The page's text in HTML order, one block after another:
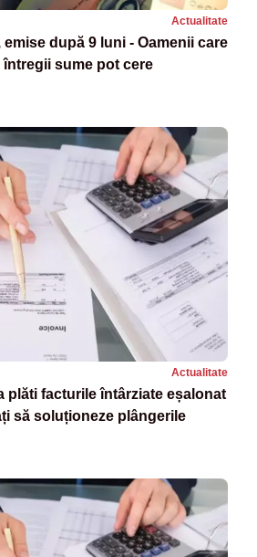
Actualitate
emise după 9 luni - Oamenii care
sume pot cere
Actualitate
plăti facturile întârziate eșalonat
să soluționeze plângerile